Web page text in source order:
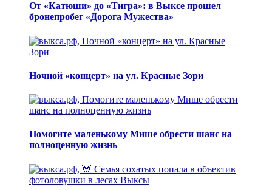
От «Катюши» до «Тигра»: в Выксе прошел
бронепробег «Дорога Мужества»
Ночной «концерт» на ул. Красные Зори
Помогите маленькому Мише обрести шанс на
полноценную жизнь